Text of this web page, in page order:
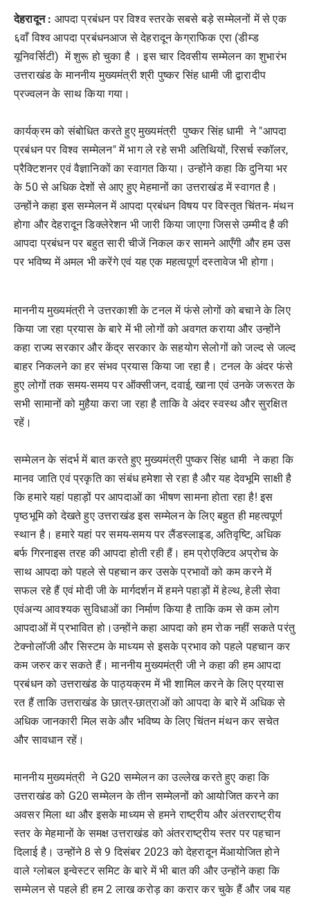
देहरादून : आपदा प्रबंधन पर विश्व स्तरके सबसे बड़े सम्मेलनों में से एक
६वाँ विश्व आपदा प्रबंधनआज से देहरादून केग्राफिक एरा (डीम्ड
यूनिवर्सिटी) में शुरू हो चुका है । इस चार दिवसीय सम्मेलन का शुभारंभ
उत्तराखंड के माननीय मुख्यमंत्री श्री पुष्कर सिंह धामी जी द्वारादीप
प्रज्वलन के साथ किया गया।
कार्यक्रम को संबोधित करते हुए मुख्यमंत्री पुष्कर सिंह धामी ने "आपदा
प्रबंधन पर विश्व सम्मेलन" में भाग ले रहे सभी अतिथियों, रिसर्च स्कॉलर,
प्रैक्टिशनर एवं वैज्ञानिकों का स्वागत किया। उन्होंने कहा कि दुनिया भर
के 50 से अधिक देशों से आए हुए मेहमानों का उत्तराखंड में स्वागत है।
उन्होंने कहा इस सम्मेलन में आपदा प्रबंधन विषय पर विस्तृत चिंतन- मंथन
होगा और देहरादून डिक्लेरेशन भी जारी किया जाएगा जिससे उम्मीद है की
आपदा प्रबंधन पर बहुत सारी चीजें निकल कर सामने आएँगी और हम उस
पर भविष्य में अमल भी करेंगे एवं यह एक महत्वपूर्ण दस्तावेज भी होगा।
माननीय मुख्यमंत्री ने उत्तरकाशी के टनल में फंसे लोगों को बचाने के लिए
किया जा रहा प्रयास के बारे में भी लोगों को अवगत कराया और उन्होंने
कहा राज्य सरकार और केंद्र सरकार के सहयोग सेलोगों को जल्द से जल्द
बाहर निकलने का हर संभव प्रयास किया जा रहा है। टनल के अंदर फंसे
हुए लोगों तक समय-समय पर ऑक्सीजन, दवाई, खाना एवं उनके जरूरत के
सभी सामानों को मुहैया करा जा रहा है ताकि वे अंदर स्वस्थ और सुरक्षित
रहें।
सम्मेलन के संदर्भ में बात करते हुए मुख्यमंत्री पुष्कर सिंह धामी ने कहा कि
मानव जाति एवं प्रकृति का संबंध हमेशा से रहा है और यह देवभूमि साक्षी है
कि हमारे यहां पहाड़ों पर आपदाओं का भीषण सामना होता रहा है! इस
पृष्ठभूमि को देखते हुए उत्तराखंड इस सम्मेलन के लिए बहुत ही महत्वपूर्ण
स्थान है। हमारे यहां पर समय-समय पर लैंडस्लाइड, अतिवृष्टि, अधिक
बर्फ गिरनाइस तरह की आपदा होती रही हैं। हम प्रोएक्टिव अप्रोच के
साथ आपदा को पहले से पहचान कर उसके प्रभावों को कम करने में
सफल रहे हैं एवं मोदी जी के मार्गदर्शन में हमने पहाड़ों में हेल्थ, हेली सेवा
एवंअन्य आवश्यक सुविधाओं का निर्माण किया है ताकि कम से कम लोग
आपदाओं में प्रभावित हो।उन्होंने कहा आपदा को हम रोक नहीं सकते परंतु
टेक्नोलॉजी और सिस्टम के माध्यम से इसके प्रभाव को पहले पहचान कर
कम जरुर कर सकते हैं। माननीय मुख्यमंत्री जी ने कहा की हम आपदा
प्रबंधन को उत्तराखंड के पाठ्यक्रम में भी शामिल करने के लिए प्रयास
रत हैं ताकि उत्तराखंड के छात्र-छात्राओं को आपदा के बारे में अधिक से
अधिक जानकारी मिल सके और भविष्य के लिए चिंतन मंथन कर सचेत
और सावधान रहें।
माननीय मुख्यमंत्री ने G20 सम्मेलन का उल्लेख करते हुए कहा कि
उत्तराखंड को G20 सम्मेलन के तीन सम्मेलनों को आयोजित करने का
अवसर मिला था और इसके माध्यम से हमने राष्ट्रीय और अंतरराष्ट्रीय
स्तर के मेहमानों के समक्ष उत्तराखंड को अंतरराष्ट्रीय स्तर पर पहचान
दिलाई है। उन्होंने 8 से 9 दिसंबर 2023 को देहरादून मेंआयोजित होने
वाले ग्लोबल इन्वेस्टर समिट के बारे में भी बात की और उन्होंने कहा कि
सम्मेलन से पहले ही हम 2 लाख करोड़ का करार कर चुके हैं और जब यह